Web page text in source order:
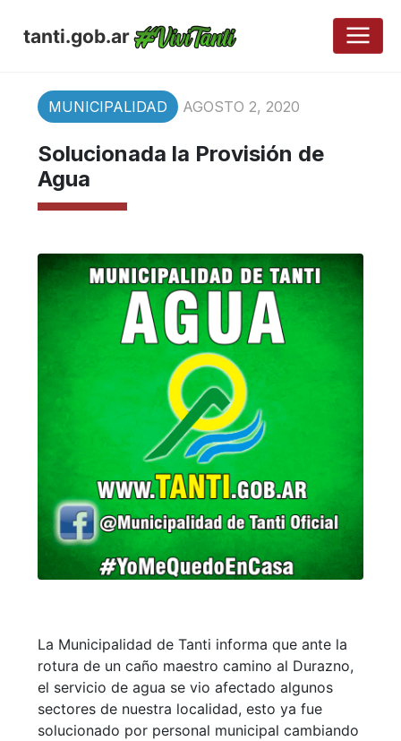
tanti.gob.ar
MUNICIPALIDAD AGOSTO 2, 2020
Solucionada la Provisión de
Agua
La Municipalidad de Tanti informa que ante la
rotura de un caño maestro camino al Durazno,
el servicio de agua se vio afectado algunos
sectores de nuestra localidad, esto ya fue
solucionado por personal municipal cambiando